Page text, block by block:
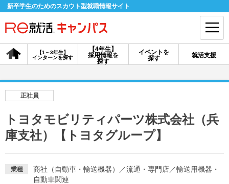
新卒学生のためのスカウト型就職情報サイト
【4年生】
採用情報を
探す
【1～3年生】
インターンを探す
イベントを
探す
就活支援
会員登録 ログイン
正社員
トヨタモビリティパーツ株式会社（兵
庫支社）【トヨタグループ】
業種 商社（自動車・輸送機器） ／流通・専門店／輸送用機器・
自動車関連